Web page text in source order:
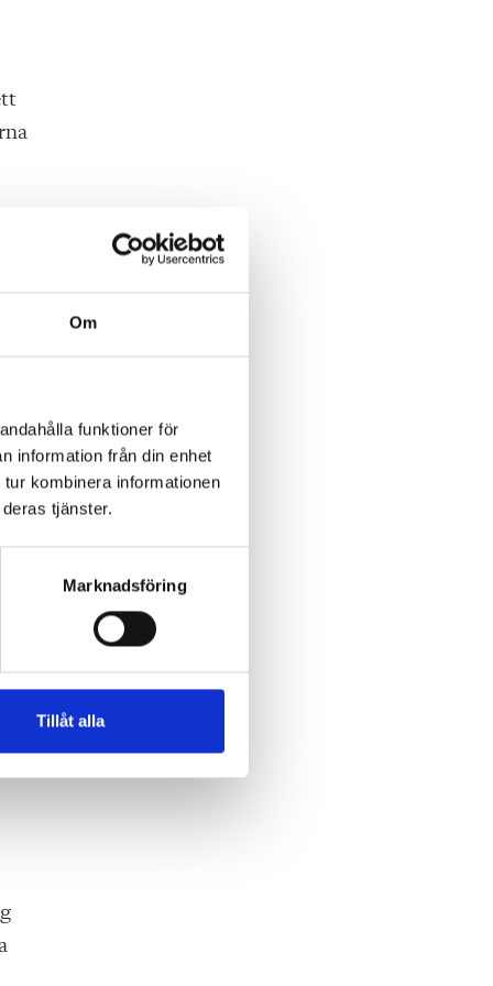
Om
funktioner för
information från din enhet
kombinera informationen
tjänster.
Marknadsföring
Tillåt alla